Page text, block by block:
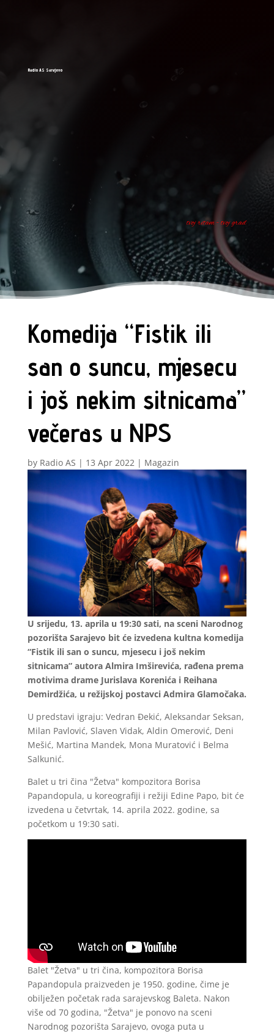
Radio AS Sarajevo
tvoj ritam - tvoj grad
Komedija “Fistik ili
san o suncu, mjesecu
i još nekim sitnicama”
večeras u NPS
by Radio AS | 13 Apr 2022| Magazin
U srijedu, 13. aprila u 19:30 sati, na sceni Narodnog
pozorišta Sarajevo bit će izvedena kultna komedija
“Fistik ili san o suncu, mjesecu i još nekim
sitnicama” autora Almira Imširevića, rađena prema
motivima drame Jurislava Korenića i Reihana
Demirdžića, u režijskoj postavci Admira Glamočaka.
U predstavi igraju: Vedran Đekić, Aleksandar Seksan,
Milan Pavlović, Slaven Vidak, Aldin Omerović, Deni
Mešić, Martina Mandek, Mona Muratović i Belma
Salkunić.
Balet u tri čina "Žetva" kompozitora Borisa
Papandopula, u koreografiji i režiji Edine Papo, bit će
izvedena u četvrtak, 14. aprila 2022. godine, sa
početkom u 19:30 sati.
Balet "Žetva" u tri čina, kompozitora Borisa
Papandopula praizveden je 1950. godine, čime je
obilježen početak rada sarajevskog Baleta. Nakon
više od 70 godina, "Žetva" je ponovo na sceni
Narodnog pozorišta Sarajevo, ovoga puta u